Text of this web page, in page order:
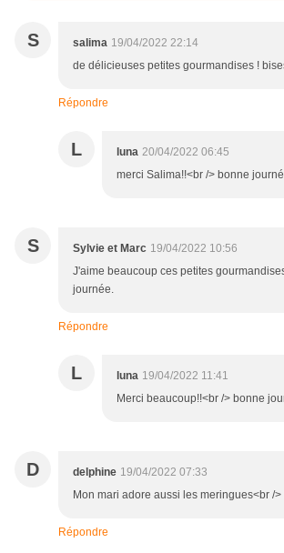
S salima 19/04/2022 22:14
de délicieuses petites gourmandises !
Répondre
L luna 20/04/2022 06:45
merci Salima!!<br /> bonne
S Sylvie et Marc 19/04/2022 10:56
J'aime beaucoup ces petites
journée.
Répondre
L luna 19/04/2022 11:41
Merci beaucoup!!<br /> bonne
D delphine 19/04/2022 07:33
Mon mari adore aussi les meringues<br />
Répondre